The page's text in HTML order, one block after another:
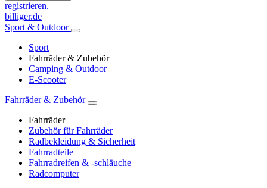
registrieren.
billiger.de
Sport & Outdoor
Sport
Fahrräder & Zubehör
Camping & Outdoor
E-Scooter
Fahrräder & Zubehör
Fahrräder
Zubehör für Fahrräder
Radbekleidung & Sicherheit
Fahrradteile
Fahrradreifen & -schläuche
Radcomputer